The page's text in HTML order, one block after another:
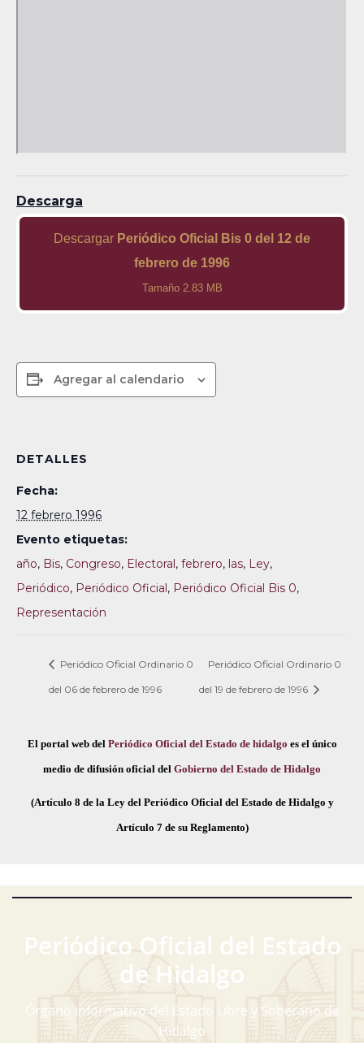
Descarga
Descargar Periódico Oficial Bis 0 del 12 de
febrero de 1996
Tamaño 2.83 MB
Agregar al calendario
DETALLES
Fecha:
12 febrero 1996
Evento etiquetas:
año, Bis, Congreso, Electoral, febrero, las, Ley,
Periódico, Periódico Oficial, Periódico Oficial Bis 0,
Representación
Periódico Oficial Ordinario 0
del 06 de febrero de 1996
Periódico Oficial Ordinario 0
del 19 de febrero de 1996
El portal web del Periódico Oficial del Estado de hidalgo es el único
medio de difusión oficial del Gobierno del Estado de Hidalgo
(Artículo 8 de la Ley del Periódico Oficial del Estado de Hidalgo y
Artículo 7 de su Reglamento)
Periódico Oficial del Estado
de Hidalgo
Órgano informativo del Estado Libre y Soberano de
Hidalgo